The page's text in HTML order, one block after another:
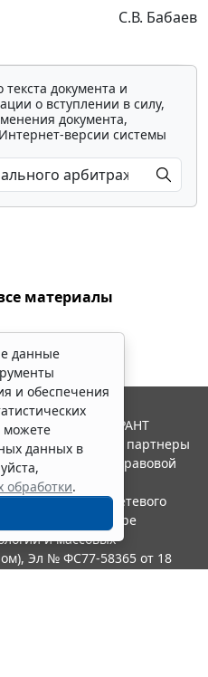
С.В. Бабаев
документа и
о вступлении в силу,
документа,
версии системы
материалы
данные
и обеспечения
можете
данных в
обработки.
2026. Система ГАРАНТ
"Гарант" и ее партнеры
ассоциации правовой
в качестве сетевого
по надзору в сфере
и массовых
Эл № ФС77-58365 от 18